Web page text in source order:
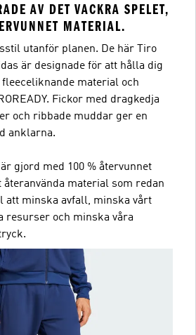
AV DET VACKRA SPELET,
MATERIAL.
utanför planen. De här Tiro
är designade för att hålla dig
material och
Fickor med dragkedja
och ribbade muddar ger en
anklarna.
gjord med 100 % återvunnet
återanvända material som redan
att minska avfall, minska vårt
resurser och minska våra